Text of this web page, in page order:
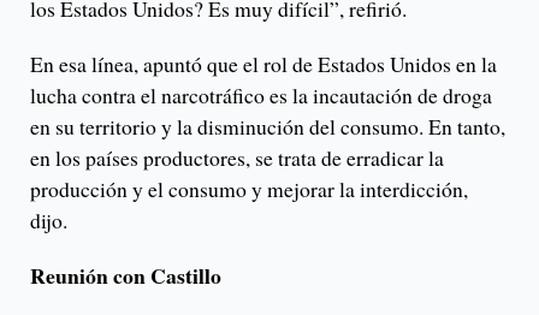
los Estados Unidos? Es muy difícil”, refirió.
En esa línea, apuntó que el rol de Estados Unidos en la
lucha contra el narcotráfico es la incautación de droga
en su territorio y la disminución del consumo. En tanto,
en los países productores, se trata de erradicar la
producción y el consumo y mejorar la interdicción,
dijo.
Reunión con Castillo